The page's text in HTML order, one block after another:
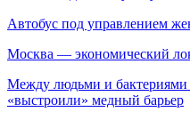
Автобус под управлением
Москва — экономический
Между людьми и бактериями
«выстроили» медный барьер